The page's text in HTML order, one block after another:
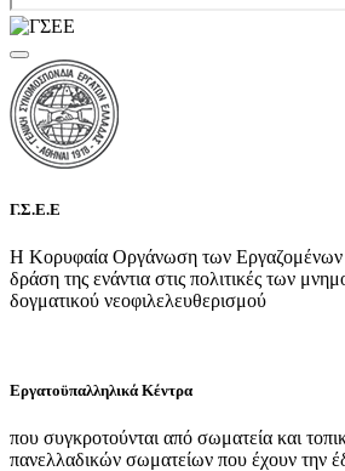
Γ.Σ.Ε.Ε
Η Κορυφαία Οργάνωση των Εργαζομένων
δράση της ενάντια στις πολιτικές των
δογματικού νεοφιλελευθερισμού
Εργατοϋπαλληλικά Κέντρα
που συγκροτούνται από σωματεία και
πανελλαδικών σωματείων που έχουν την